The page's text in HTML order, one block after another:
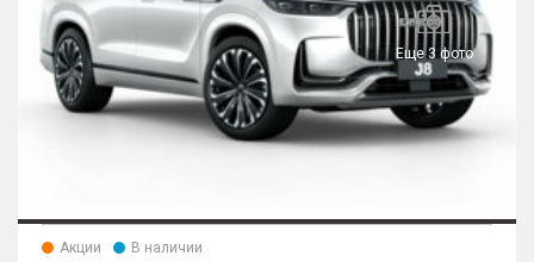
Еще 3 фото
Акции В наличии